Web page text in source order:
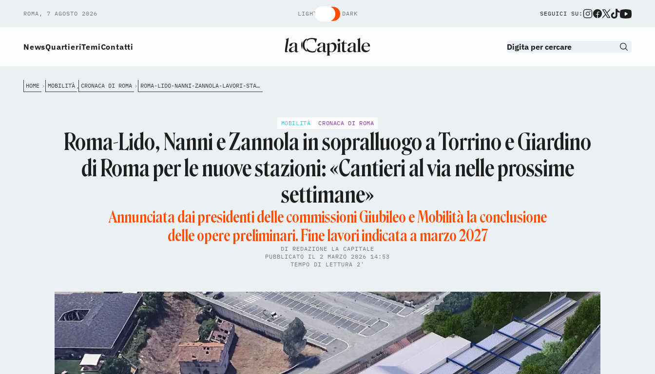
ROMA, 7 AGOSTO 2026 LIGHT DARK SEGUICI SU:
NewsQuartieriTemiContatti
HOME MOBILITÀ , CRONACA DI ROMA ROMA-LIDO-NANNI-ZANNOLA-LAVORI-STAZIONI-TORRINO-MEZZOCAMMINO
MOBILITÀ CRONACA DI ROMA
Roma-Lido, Nanni e Zannola in sopralluogo a Torrino e Giardino
di Roma per le nuove stazioni: «Cantieri al via nelle prossime
settimane»
Annunciata dai presidenti delle commissioni Giubileo e Mobilità la conclusione
delle opere preliminari. Fine lavori indicata a marzo 2027
DI REDAZIONE LA CAPITALE
PUBBLICATO IL 2 MARZO 2026 14:53
TEMPO DI LETTURA 2'